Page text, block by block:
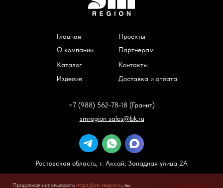
Главная
О компании
Каталог
Изделия
Контакты
Партнерам
Проекты
Доставка и оплата
+7 (988) 562-78-18 (Гранит)
smregion_sales@bk.ru
Все права защищены
Ростовская область, г. Аксай, Западная улица 2А
Продолжая использовать https://sm-region.ru, вы